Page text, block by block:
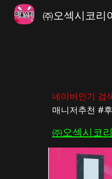
㈜오섹시코리
네이버인기 검
매니저추천 #
㈜오섹시코